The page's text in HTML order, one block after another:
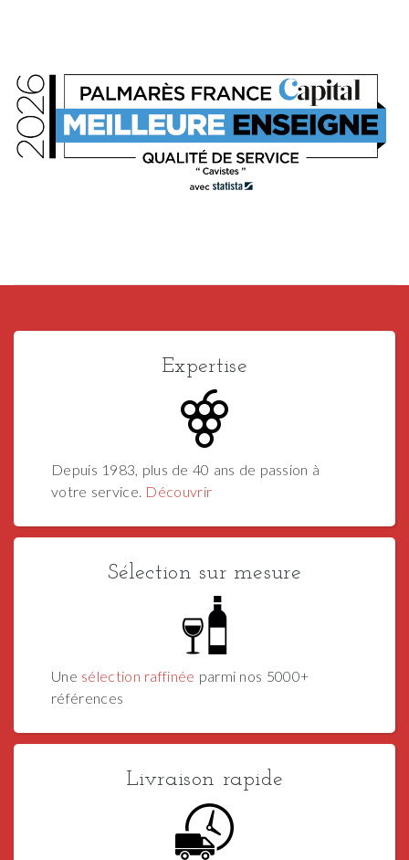
Expertise
Depuis 1983, plus de 40 ans de passion à
votre service. Découvrir
Sélection sur mesure
Une sélection raffinée parmi nos 5000+
références
Livraison rapide